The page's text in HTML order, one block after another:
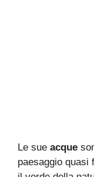
Le sue acque
paesaggio quasi